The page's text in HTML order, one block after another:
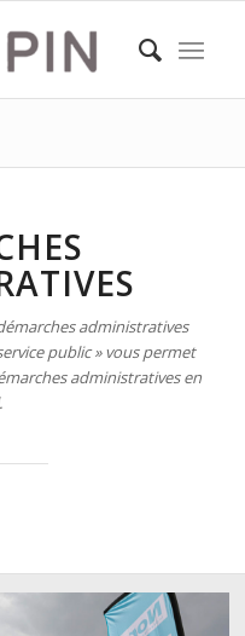
administratives
public » vous permet
administratives en